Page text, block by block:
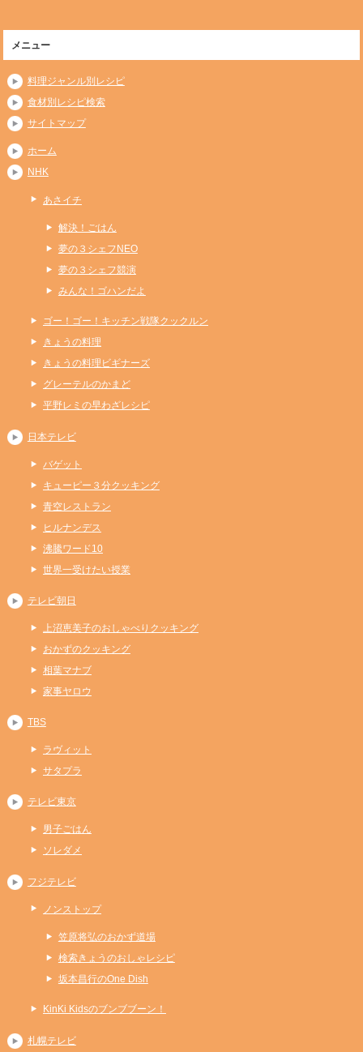
メニュー
料理ジャンル別レシピ
食材別レシピ検索
サイトマップ
ホーム
NHK
あさイチ
解決！ごはん
夢の３シェフNEO
夢の３シェフ競演
みんな！ゴハンだよ
ゴー！ゴー！キッチン戦隊クックルン
きょうの料理
きょうの料理ビギナーズ
グレーテルのかまど
平野レミの早わざレシピ
日本テレビ
バゲット
キューピー３分クッキング
青空レストラン
ヒルナンデス
沸騰ワード10
世界一受けたい授業
テレビ朝日
上沼恵美子のおしゃべりクッキング
おかずのクッキング
相葉マナブ
家事ヤロウ
TBS
ラヴィット
サタプラ
テレビ東京
男子ごはん
ソレダメ
フジテレビ
ノンストップ
笠原将弘のおかず道場
検索きょうのおしゃレシピ
坂本昌行のOne Dish
KinKi Kidsのブンブブーン！
札幌テレビ